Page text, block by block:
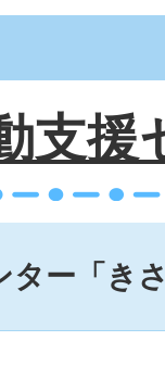
支援
ター「き